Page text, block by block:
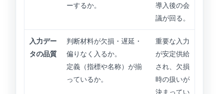
ーするか。
導入後の会
議が回る。
入力デー
タの品質
判断材料が欠損・遅延・
偏りなく入るか。
定義（指標や名称）が揃
っているか。
重要な入力
が安定供給
され、欠損
時の扱いが
決まってい